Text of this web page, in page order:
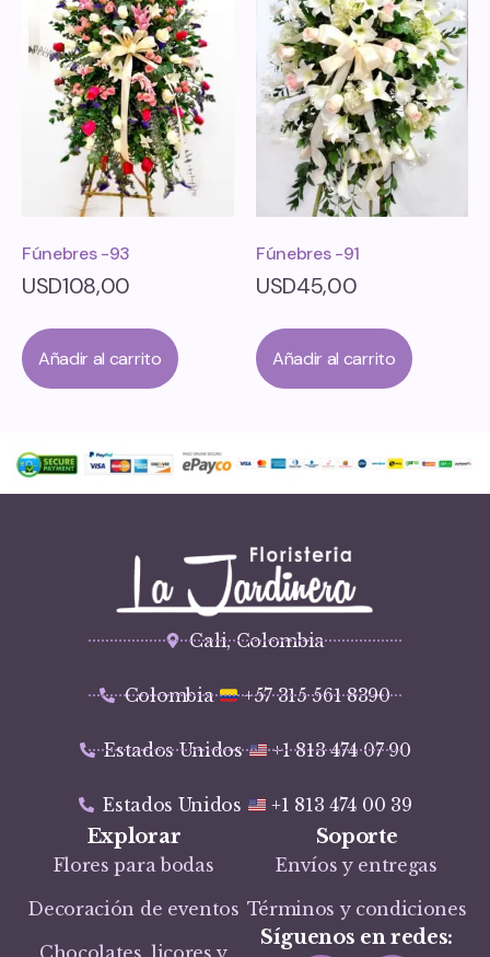
Fúnebres -93
USD108,00
Añadir al carrito
Fúnebres -91
USD45,00
Añadir al carrito
Cali, Colombia
Colombia +57 315 561 8390
Estados Unidos +1 813 474 07 90
Estados Unidos +1 813 474 00 39
Explorar
Flores para bodas
Decoración de eventos
Chocolates, licores y
Soporte
Envíos y entregas
Términos y condiciones
Síguenos en redes: